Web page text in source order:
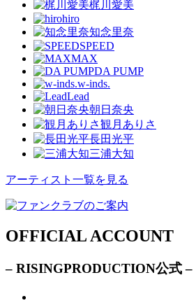
梶川愛美
hiro
知念里奈
SPEED
MAX
DA PUMP
w-inds.
Lead
朝日奈央
観月ありさ
長田光平
三浦大知
アーティスト一覧を見る
OFFICIAL ACCOUNT
– RISINGPRODUCTION公式 –